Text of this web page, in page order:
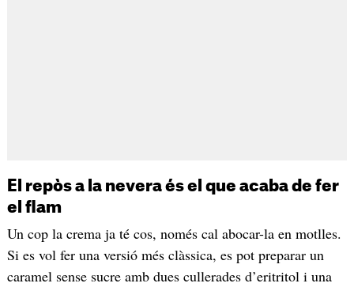
El repòs a la nevera és el que acaba de fer
el flam
Un cop la crema ja té cos, només cal abocar-la en motlles.
Si es vol fer una versió més clàssica, es pot preparar un
caramel sense sucre amb dues cullerades d’eritritol i una